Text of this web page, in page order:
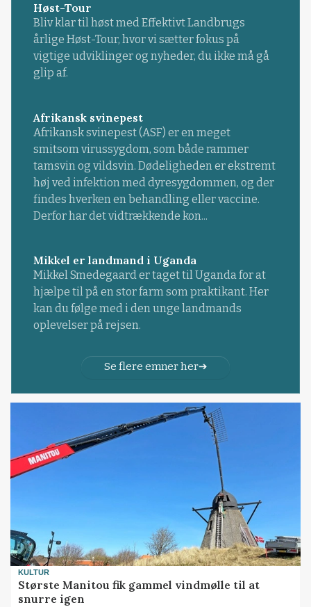
Høst-Tour
Bliv klar til høst med Effektivt Landbrugs
årlige Høst-Tour, hvor vi sætter fokus på
vigtige udviklinger og nyheder, du ikke må gå
glip af.
Afrikansk svinepest
Afrikansk svinepest (ASF) er en meget
smitsom virussygdom, som både rammer
tamsvin og vildsvin. Dødeligheden er ekstremt
høj ved infektion med dyresygdommen, og der
findes hverken en behandling eller vaccine.
Derfor har det vidtrækkende kon...
Mikkel er landmand i Uganda
Mikkel Smedegaard er taget til Uganda for at
hjælpe til på en stor farm som praktikant. Her
kan du følge med i den unge landmands
oplevelser på rejsen.
Se flere emner her
KULTUR
Største Manitou fik gammel vindmølle til at
snurre igen